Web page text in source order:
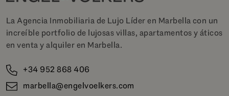
La Agencia Inmobiliaria de Lujo Líder en Marbella con un
increíble portfolio de lujosas villas, apartamentos y áticos
en venta y alquiler en Marbella.
+34 952 868 406
marbella@engelvoelkers.com